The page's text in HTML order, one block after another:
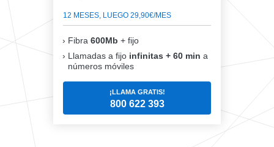
12 MESES, LUEGO 29,90€/MES
Fibra 600Mb + fijo
Llamadas a fijo infinitas + 60 min a
números móviles
¡LLAMA GRATIS!
800 622 393